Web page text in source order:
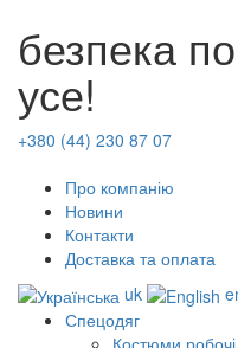
безпека
усе!
+380 (44) 230 87 07
Про компанію
Новини
Контакти
Доставка та оплата
uk
Спецодяг